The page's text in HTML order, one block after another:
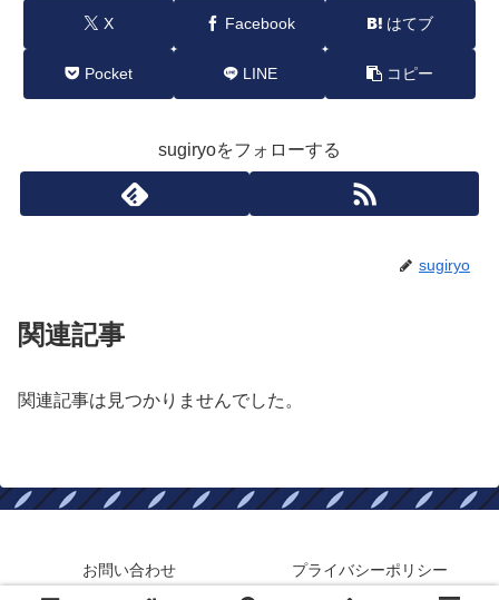
X Facebook はてブ
Pocket LINE コピー
sugiryoをフォローする
sugiryo
関連記事
関連記事は見つかりませんでした。
お問い合わせ プライバシーポリシー